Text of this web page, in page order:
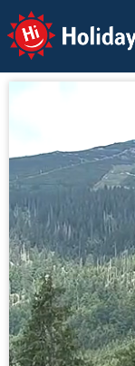
Holiday